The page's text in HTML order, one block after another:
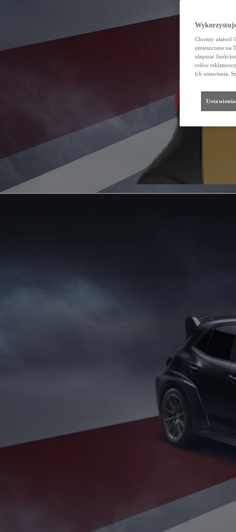
Chcemy ułatwić
umieszczane na
ulepszać
celów
ich ustawienia.